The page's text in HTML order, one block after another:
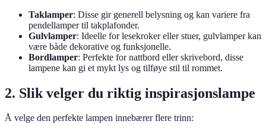
Taklamper: Disse gir generell belysning og kan variere fra
pendellamper til takplafonder.
Gulvlamper: Ideelle for lesekroker eller stuer, gulvlamper kan
være både dekorative og funksjonelle.
Bordlamper: Perfekte for nattbord eller skrivebord, disse
lampene kan gi et mykt lys og tilføye stil til rommet.
2. Slik velger du riktig inspirasjonslampe
Å velge den perfekte lampen innebærer flere trinn: